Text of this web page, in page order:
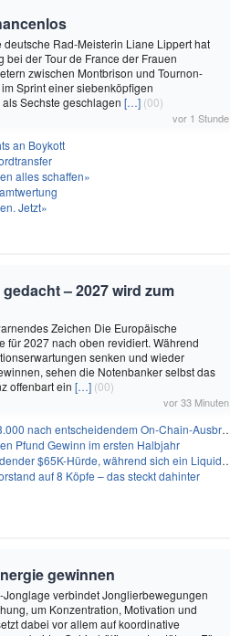
Rad-Meisterin Liane Lippert hat
der Tour de France der Frauen
zwischen Montbrison und Tournon-
Sprint einer siebenköpfigen
Sechste geschlagen […] (00)
vor 1 Stunde
an Boykott
alles schaffen»
Jetzt»
– 2027 wird zum
Zeichen Die Europäische
für 2027 nach oben revidiert. Während
senken und wieder
sehen die Notenbanker selbst das
offenbart ein […] (00)
vor 33 Minuten
nach entscheidendem On-Chain-Ausbruch
Pfund Gewinn im ersten Halbjahr
Hürde, während sich ein Liquidationscluster aufbaut
auf 8 Köpfe – das steckt dahinter
gewinnen
verbindet Jonglierbewegungen
um Konzentration, Motivation und
dabei vor allem auf koordinative